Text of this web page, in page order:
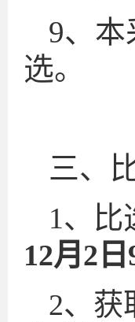
9、
选。
三、
1、比
12月2
2、获